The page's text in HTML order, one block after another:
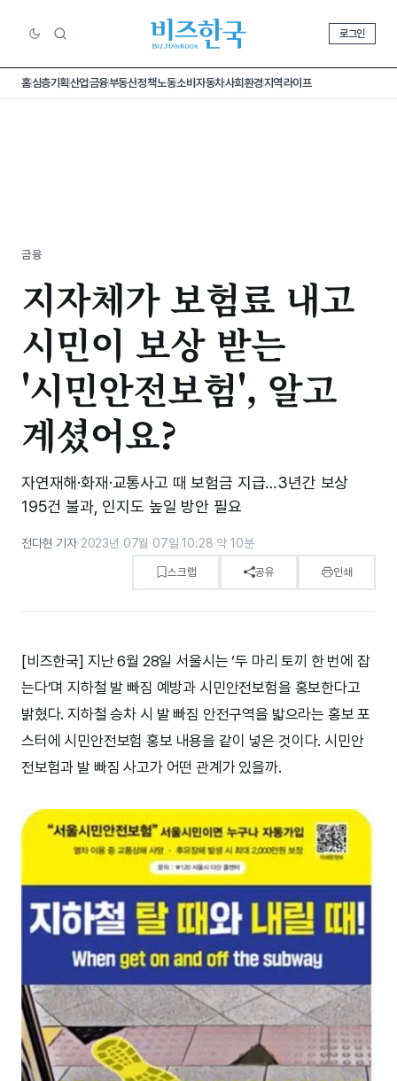
로그인
홈심층기획산업금융부동산정책노동소비 자동차사회환경지역라이프
금융
지자체가 보험료 내고
시민이 보상 받는
'시민안전보험', 알고
계셨어요?
자연재해·화재·교통사고 때 보험금 지급…3년간 보상
195건 불과, 인지도 높일 방안 필요
전다현 기자·2023년 07월 07일 10:28·약 10분
스크랩 공유 인쇄
[비즈한국] 지난 6월 28일 서울시는 ‘두 마리 토끼 한 번에 잡
는다’며 지하철 발 빠짐 예방과 시민안전보험을 홍보한다고
밝혔다. 지하철 승차 시 발 빠짐 안전구역을 밟으라는 홍보 포
스터에 시민안전보험 홍보 내용을 같이 넣은 것이다. 시민안
전보험과 발 빠짐 사고가 어떤 관계가 있을까.